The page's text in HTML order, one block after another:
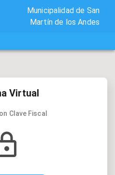
Municipalidad de San
Martín de los Andes
Virtual
Clave Fiscal